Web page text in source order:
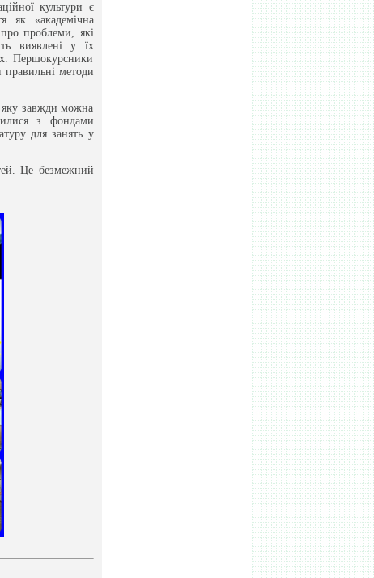
культури є
як «академічна
про проблеми, які
виявлені у їх
Першокурсники
правильні методи
яку завжди можна
з фондами
для занять у
Це безмежний